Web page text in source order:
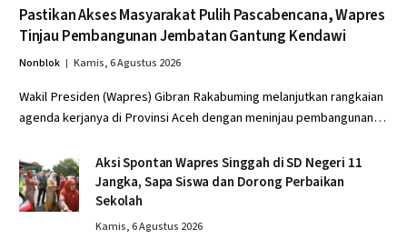
Pastikan Akses Masyarakat Pulih Pascabencana, Wapres
Tinjau Pembangunan Jembatan Gantung Kendawi
Nonblok Kamis, 6 Agustus 2026
Wakil Presiden (Wapres) Gibran Rakabuming melanjutkan rangkaian
agenda kerjanya di Provinsi Aceh dengan meninjau pembangunan…
Aksi Spontan Wapres Singgah di SD Negeri 11
Jangka, Sapa Siswa dan Dorong Perbaikan
Sekolah
Kamis, 6 Agustus 2026